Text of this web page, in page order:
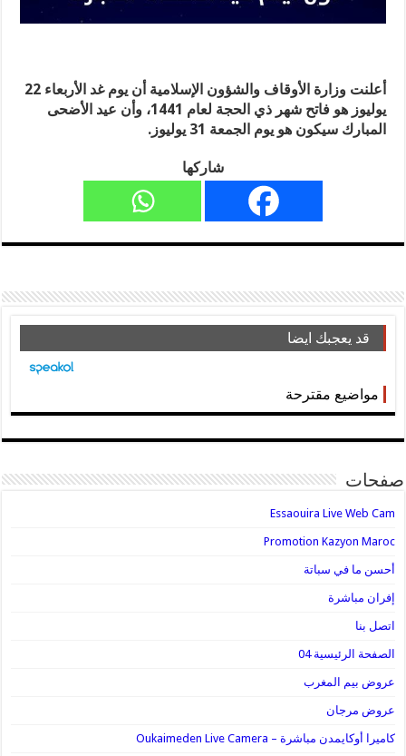
أعلنت وزارة الأوقاف والشؤون الإسلامية أن يوم غد الأربعاء 22
يوليوز هو فاتح شهر ذي الحجة لعام 1441، وأن عيد الأضحى
المبارك سيكون هو يوم الجمعة 31 يوليوز.
شاركها
قد يعجبك ايضا
مواضيع مقترحة
صفحات
Essaouira Live Web Cam
Promotion Kazyon Maroc
أحسن ما في سباتة
إفران مباشرة
اتصل بنا
الصفحة الرئيسية 04
عروض بيم المغرب
عروض مرجان
كاميرا أوكايمدن مباشرة – Oukaimeden Live Camera